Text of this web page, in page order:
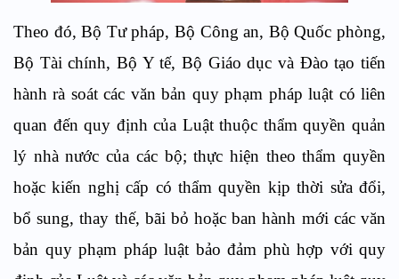
Theo đó, Bộ Tư pháp, Bộ Công an, Bộ Quốc phòng,
Bộ Tài chính, Bộ Y tế, Bộ Giáo dục và Đào tạo tiến
hành rà soát các văn bản quy phạm pháp luật có liên
quan đến quy định của Luật thuộc thẩm quyền quản
lý nhà nước của các bộ; thực hiện theo thẩm quyền
hoặc kiến nghị cấp có thẩm quyền kịp thời sửa đổi,
bổ sung, thay thế, bãi bỏ hoặc ban hành mới các văn
bản quy phạm pháp luật bảo đảm phù hợp với quy